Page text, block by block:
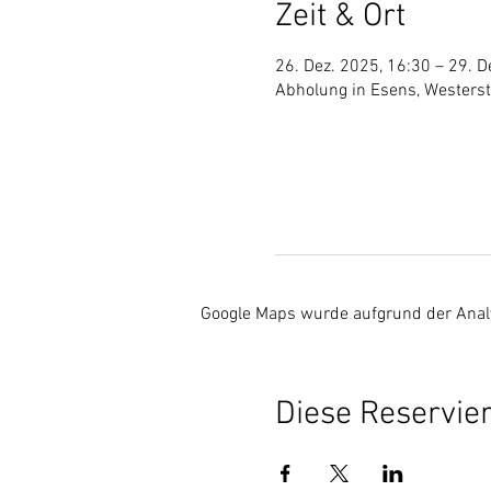
Zeit & Ort
26. Dez. 2025, 16:30 – 29.
Abholung in Esens,
Google Maps wurde aufgrund der
Diese